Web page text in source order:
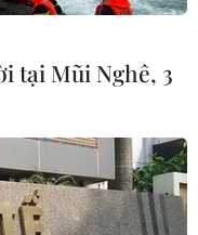
tại Mũi Nghê, 3